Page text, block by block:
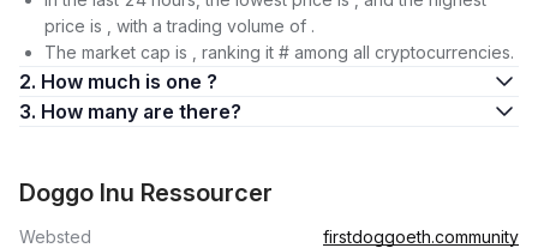
price is , with a trading volume of .
The market cap is , ranking it # among all cryptocurrencies.
2. How much is one ?
3. How many are there?
Doggo Inu Ressourcer
Websted
firstdoggoeth.community